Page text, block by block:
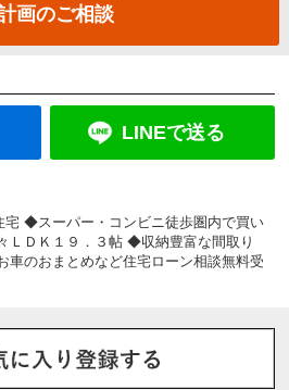
画のご相談
LINEで送る
◆スーパー・コンビニ徒歩圏内で買い
ＬＤＫ１９．３帖 ◆収納豊富な間取り
のおまとめなど住宅ローン相談無料受